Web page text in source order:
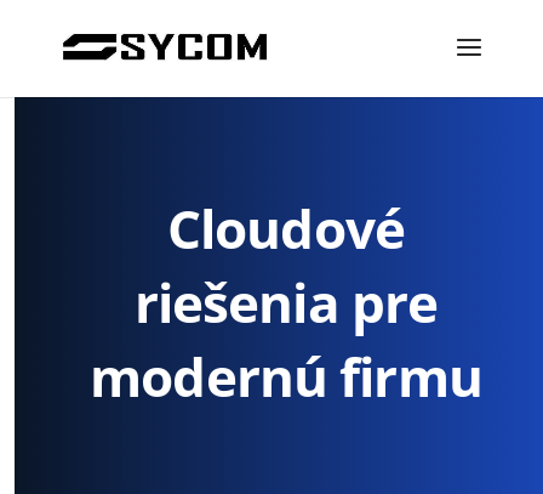
Cloudové
riešenia pre
modernú firmu